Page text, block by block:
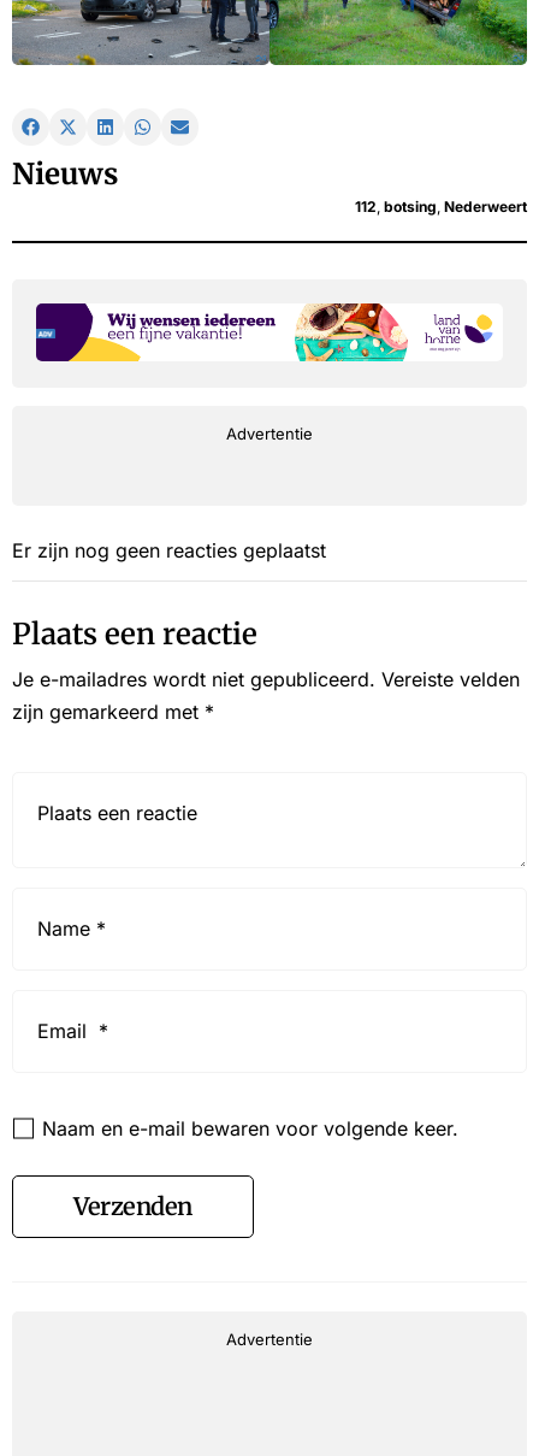
Nieuws
112 botsing Nederweert
Advertentie
Er zijn nog geen reacties geplaatst
Plaats een reactie
Je e-mailadres wordt niet gepubliceerd. Vereiste velden
zijn gemarkeerd met *
Naam en e-mail bewaren voor volgende keer.
Verzenden
Advertentie